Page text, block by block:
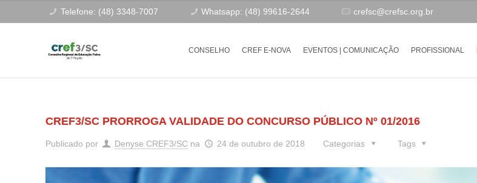
Telefone: (48) 3348-7007 Whatsapp: (48) 99616-2644 crefsc@crefsc.org.br
CONSELHO CREF E-NOVA EVENTOS | COMUNICAÇÃO PROFISSIONAL
CREF3/SC PRORROGA VALIDADE DO CONCURSO PÚBLICO Nº 01/2016
Publicado por Denyse CREF3/SC na 24 de outubro de 2018 Categorias Tags